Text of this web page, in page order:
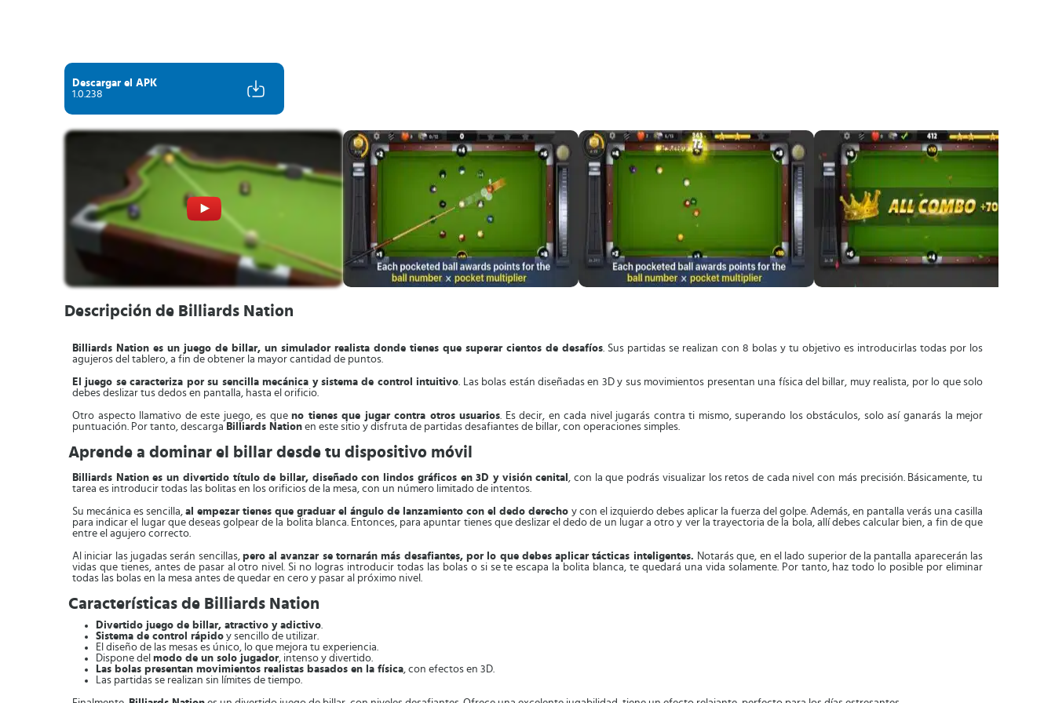
Descargar el APK
1.0.238
Descripción de Billiards Nation
Billiards Nation es un juego de billar, un simulador realista donde tienes que superar cientos de desafíos. Sus partidas se realizan con 8 bolas y tu objetivo es introducirlas todas por los
agujeros del tablero, a fin de obtener la mayor cantidad de puntos.
El juego se caracteriza por su sencilla mecánica y sistema de control intuitivo. Las bolas están diseñadas en 3D y sus movimientos presentan una física del billar, muy realista, por lo que solo
debes deslizar tus dedos en pantalla, hasta el orificio.
Otro aspecto llamativo de este juego, es queno tienes que jugar contra otros usuarios. Es decir, en cada nivel jugarás contra ti mismo, superando los obstáculos, solo así ganarás la mejor
puntuación. Por tanto, descarga Billiards Nation en este sitio y disfruta de partidas desafiantes de billar, con operaciones simples.
Aprende a dominar el billar desde tu dispositivo móvil
Billiards Nation es un divertido título de billar, diseñado con lindos gráficos en 3D y visión cenital , con la que podrás visualizar los retos de cada nivel con más precisión. Básicamente, tu
tarea es introducir todas las bolitas en los orificios de la mesa, con un número limitado de intentos.
Su mecánica es sencilla, al empezar tienes que graduar el ángulo de lanzamiento con el dedo derecho y con el izquierdo debes aplicar la fuerza del golpe. Además, en pantalla verás una casilla
para indicar el lugar que deseas golpear de la bolita blanca. Entonces, para apuntar tienes que deslizar el dedo de un lugar a otro y ver la trayectoria de la bola, allí debes calcular bien, a fin de que
entre el agujero correcto.
Al iniciar las jugadas serán sencillas, pero al avanzar se tornarán más desafiantes, por lo que debes aplicar tácticas inteligentes. Notarás que, en el lado superior de la pantalla aparecerán las
vidas que tienes, antes de pasar al otro nivel. Si no logras introducir todas las bolas o si se te escapa la bolita blanca, te quedará una vida solamente. Por tanto, haz todo lo posible por eliminar
todas las bolas en la mesa antes de quedar en cero y pasar al próximo nivel.
Características de Billiards Nation
Divertido juego de billar, atractivo y adictivo.
Sistema de control rápido y sencillo de utilizar.
El diseño de las mesas es único, lo que mejora tu experiencia.
Dispone del modo de un solo jugador, intenso y divertido.
Las bolas presentan movimientos realistas basados en la física, con efectos en 3D.
Las partidas se realizan sin límites de tiempo.